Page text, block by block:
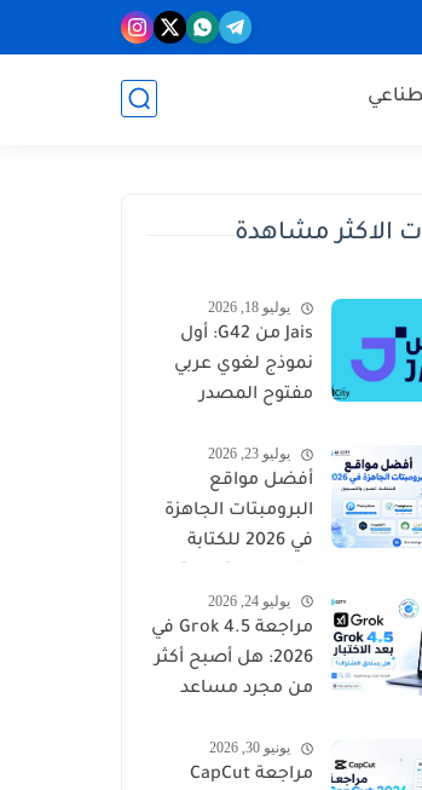
الاكثر مشاهدة
يوليو 18, 2026
Jais من G42: أول
نموذج لغوي عربي
مفتوح المصدر
وGemini
يوليو 23, 2026
أفضل مواقع
البرومبتات الجاهزة
في 2026 للكتابة
يوليو 24, 2026
مراجعة Grok 4.5 في
2026: هل أصبح أكثر
من مجرد مساعد
يونيو 30, 2026
مراجعة CapCut